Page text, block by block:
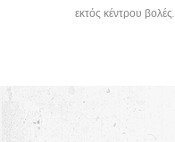
εκτός κέντρου βολές.